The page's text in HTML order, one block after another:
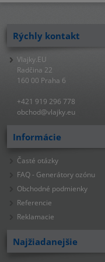
Rýchly kontakt
Vlajky.EU
Radčina 22
160 00 Praha 6
+421 919 296 778
obchod@vlajky.eu
Informácie
Časté otázky
FAQ - Generátory ozónu
Obchodné podmienky
Referencie
Reklamacie
Najžiadanejšie